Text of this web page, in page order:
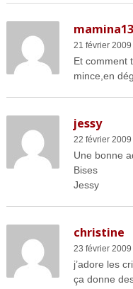
21 février 2009
Et comment
mince,en
jessy
22 février 2009
Une bonne
Bises
Jessy
christine
23 février 2009
j’adore les
ça donne